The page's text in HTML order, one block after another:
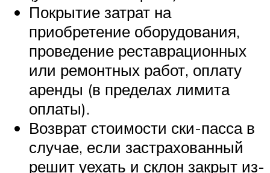
Покрытие затрат на
приобретение оборудования,
проведение реставрационных
или ремонтных работ, оплату
аренды (в пределах лимита
оплаты).
Возврат стоимости ски-пасса в
случае, если застрахованный
решит уехать и склон закрыт из-